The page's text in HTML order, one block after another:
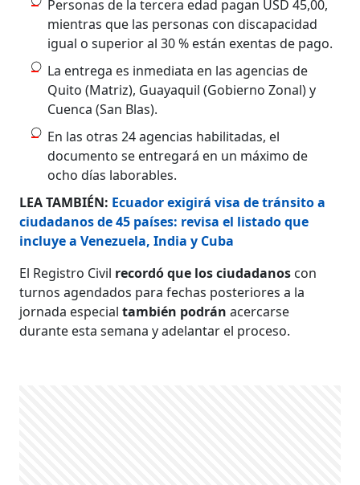
Personas de la tercera edad pagan USD 45,00,
mientras que las personas con discapacidad
igual o superior al 30 % están exentas de pago.
La entrega es inmediata en las agencias de
Quito (Matriz), Guayaquil (Gobierno Zonal) y
Cuenca (San Blas).
En las otras 24 agencias habilitadas, el
documento se entregará en un máximo de
ocho días laborables.
LEA TAMBIÉN: Ecuador exigirá visa de tránsito a
ciudadanos de 45 países: revisa el listado que
incluye a Venezuela, India y Cuba
El Registro Civil recordó que los ciudadanos con
turnos agendados para fechas posteriores a la
jornada especialtambién podrán acercarse
durante esta semana y adelantar el proceso.